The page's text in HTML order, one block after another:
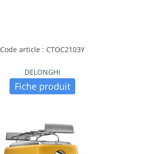
Code article : CTOC2103Y
DELONGHI
Fiche produit